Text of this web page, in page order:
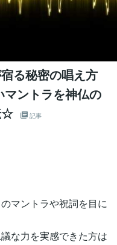
る秘密の唱え方
ントラを神仏の
☆
記事
マントラや祝詞を目に
な力を実感できた方は